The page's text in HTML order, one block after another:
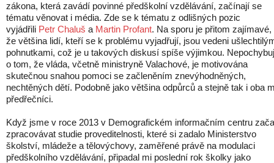
zákona, která zavádí povinné předškolní vzdělávání, začínají se
tématu věnovat i média. Zde se k tématu z odlišných pozic
vyjádřili Petr Chaluš a Martin Profant. Na sporu je přitom zajímavé,
že většina lidí, kteří se k problému vyjadřují, jsou vedeni
pohnutkami, což je u takových diskusí spíše výjimkou.
o tom, že vláda, včetně ministryně Valachové, je motivována
skutečnou snahou pomoci se začleněním znevýhodněných,
nechtěných dětí. Podobně jako většina odpůrců a stejně tak i oba
předřečníci.
Když jsme v roce 2013 v Demografickém informačním centru
zpracovávat studie proveditelnosti, které si zadalo Ministerstvo
školství, mládeže a tělovýchovy, zaměřené právě na modulaci
předškolního vzdělávání, připadal mi poslední rok školky jako